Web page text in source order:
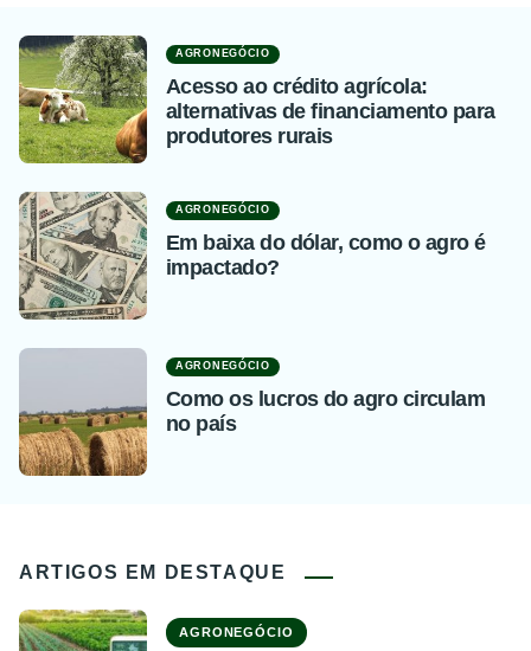
AGRONEGÓCIO
Acesso ao crédito agrícola:
alternativas de financiamento para
produtores rurais
AGRONEGÓCIO
Em baixa do dólar, como o agro é
impactado?
AGRONEGÓCIO
Como os lucros do agro circulam
no país
ARTIGOS EM DESTAQUE
AGRONEGÓCIO